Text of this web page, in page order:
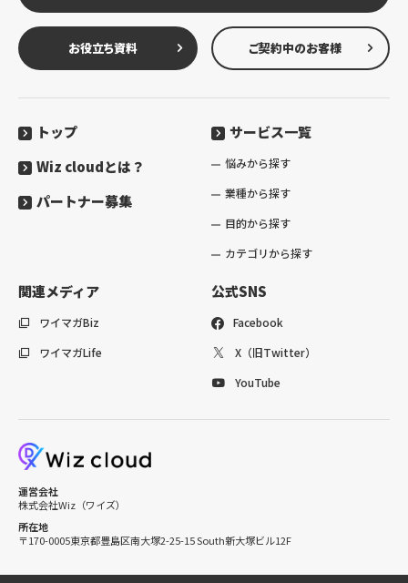
お役立ち資料 ご契約中のお客様
トップ サービス一覧
悩みから探す
業種から探す
目的から探す
カテゴリから探す
Wiz cloudとは？
パートナー募集
関連メディア
ワイマガBiz
ワイマガLife
公式SNS
Facebook
X（旧Twitter）
YouTube
運営会社
株式会社Wiz（ワイズ）
所在地
〒170-0005東京都豊島区南大塚2-25-15 South新大塚ビル12F